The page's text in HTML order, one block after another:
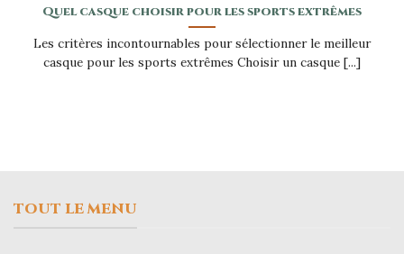
Quel casque choisir pour les sports extrêmes
Les critères incontournables pour sélectionner le meilleur
casque pour les sports extrêmes Choisir un casque [...]
TOUT LE MENU